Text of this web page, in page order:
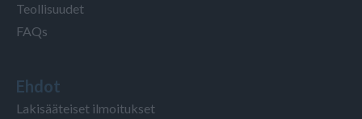
Teollisuudet
FAQs
Ehdot
Lakisääteiset ilmoitukset